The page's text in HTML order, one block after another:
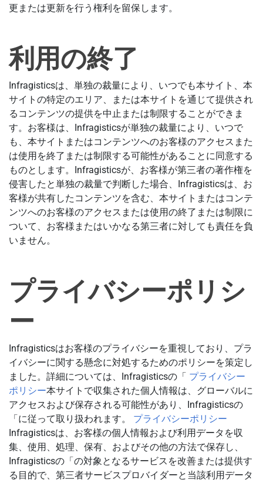
更または更新を行う権利を留保します。
利用の終了
Infragisticsは、単独の裁量により、いつでも本サイト、本
サイトの特定のエリア、または本サイトを通じて提供され
るコンテンツの提供を中止または制限することができま
す。お客様は、Infragisticsが単独の裁量により、いつで
も、本サイトまたはコンテンツへのお客様のアクセスまた
は使用を終了または制限する可能性があることに同意する
ものとします。Infragisticsが、お客様が第三者の著作権を
侵害したと単独の裁量で判断した場合、Infragisticsは、お
客様が共有したコンテンツを含む、本サイトまたはコンテ
ンツへのお客様のアクセスまたは使用の終了または制限に
ついて、お客様またはいかなる第三者に対しても責任を負
いません。
プライバシーポリシ
ー
Infragisticsはお客様のプライバシーを重視しており、プラ
イバシーに関する懸念に対処するためのポリシーを策定し
ました。詳細については、Infragisticsの「 プライバシー
ポリシー本サイトで収集された個人情報は、グローバルに
アクセスおよび保存される可能性があり、Infragisticsの
「に従って取り扱われます。 プライバシーポリシー
Infragisticsは、お客様の個人情報および利用データを収
集、使用、処理、保有、およびその他の方法で保存し、
Infragisticsの「の対象となるサービスを改善または提供す
る目的で、第三者サービスプロバイダーと当該利用データ